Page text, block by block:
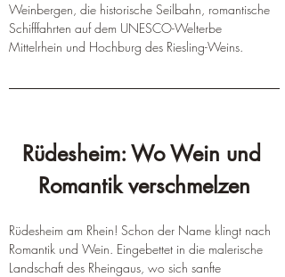
Weinbergen, die historische Seilbahn, romantische
Schifffahrten auf dem UNESCO-Welterbe
Mittelrhein und Hochburg des Riesling-Weins.
Rüdesheim: Wo Wein und
Romantik verschmelzen
Rüdesheim am Rhein! Schon der Name klingt nach
Romantik und Wein. Eingebettet in die malerische
Landschaft des Rheingaus, wo sich sanfte